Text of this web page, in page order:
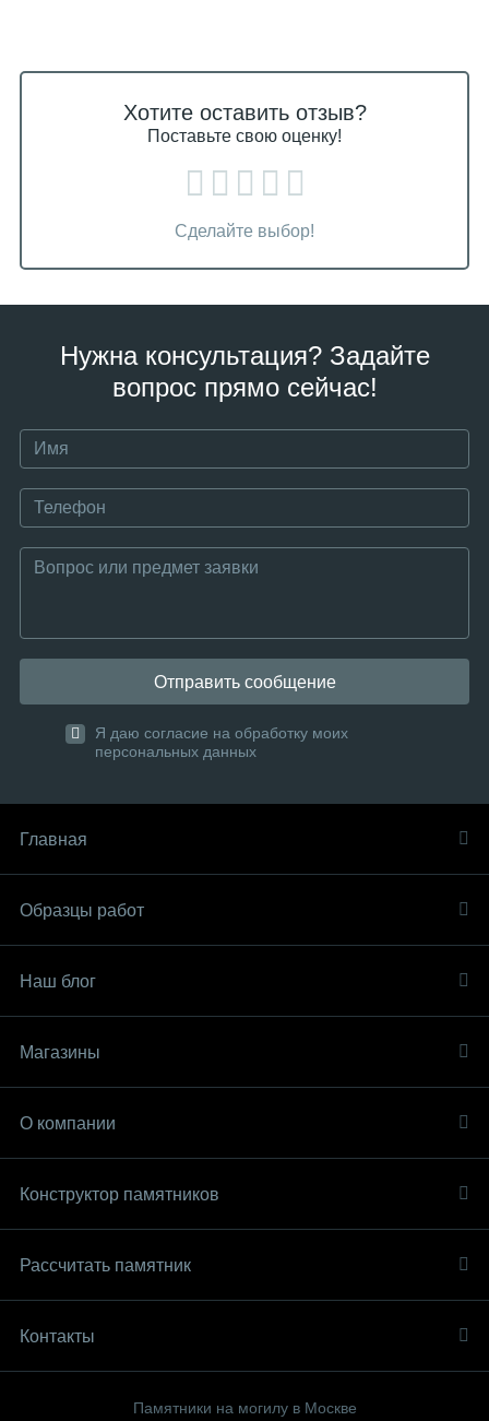
Хотите оставить отзыв?
Поставьте свою оценку!
Сделайте выбор!
Нужна консультация? Задайте
вопрос прямо сейчас!
Отправить сообщение
Я даю согласие на обработку моих
персональных данных
Главная
Образцы работ
Наш блог
Магазины
О компании
Конструктор памятников
Рассчитать памятник
Контакты
Памятники на могилу в Москве